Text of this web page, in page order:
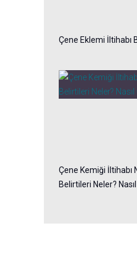
Çene Eklemi İltihabı
Çene Kemiği İltihabı
Belirtileri Neler?